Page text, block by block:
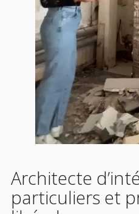
Architecte
particuliers et